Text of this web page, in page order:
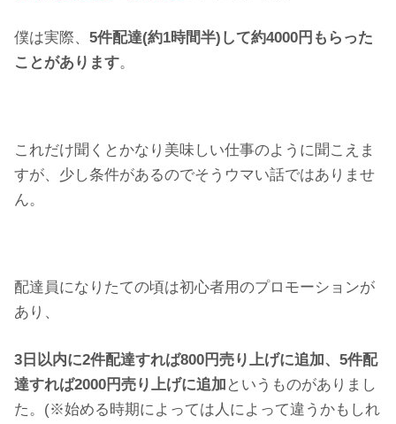
僕は実際、 5件配達(約1時間半)して約4000円もらった
ことがあります。
これだけ聞くとかなり美味しい仕事のように聞こえま
すが、少し条件があるのでそうウマい話ではありませ
ん。
配達員になりたての頃は初心者用のプロモーションが
あり、
3日以内に2件配達すれば800円売り上げに追加、5件配
達すれば2000円売り上げに追加 というものがありまし
た。(※始める時期によっては人によって違うかもしれ